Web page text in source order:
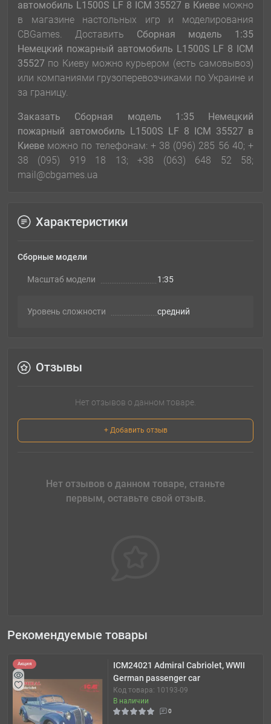
автомобиль L1500S LF 8 ICM 35527 в Киеве можно
в магазине настольных игр и моделирования
CBGames. Доставить Сборная модель 1:35
Немецкий пожарный автомобиль L1500S LF 8 ICM
35527 по Киеву можно курьером (есть самовывоз)
или компаниями грузоперевозчиками по Украине и
за границу.
Заказать Сборная модель 1:35 Немецкий
пожарный автомобиль L1500S LF 8 ICM 35527 в
Киеве можно по телефонам: + 38 (096) 285 56 40; +
38 (095) 919 18 13; +38 (063) 648 52 58;
mail@cbgames.ua
Характеристики
Сборные модели
Масштаб модели 1:35
Уровень сложности cредний
Отзывы
Нет отзывов о данном товаре.
+ Добавить отзыв
Нет отзывов о данном товаре, станьте
первым, оставьте свой отзыв.
Рекомендуемые товары
Акция
ICM24021 Admiral Cabriolet, WWII
German passenger car
Код товара: 10193-09
В наличии
0